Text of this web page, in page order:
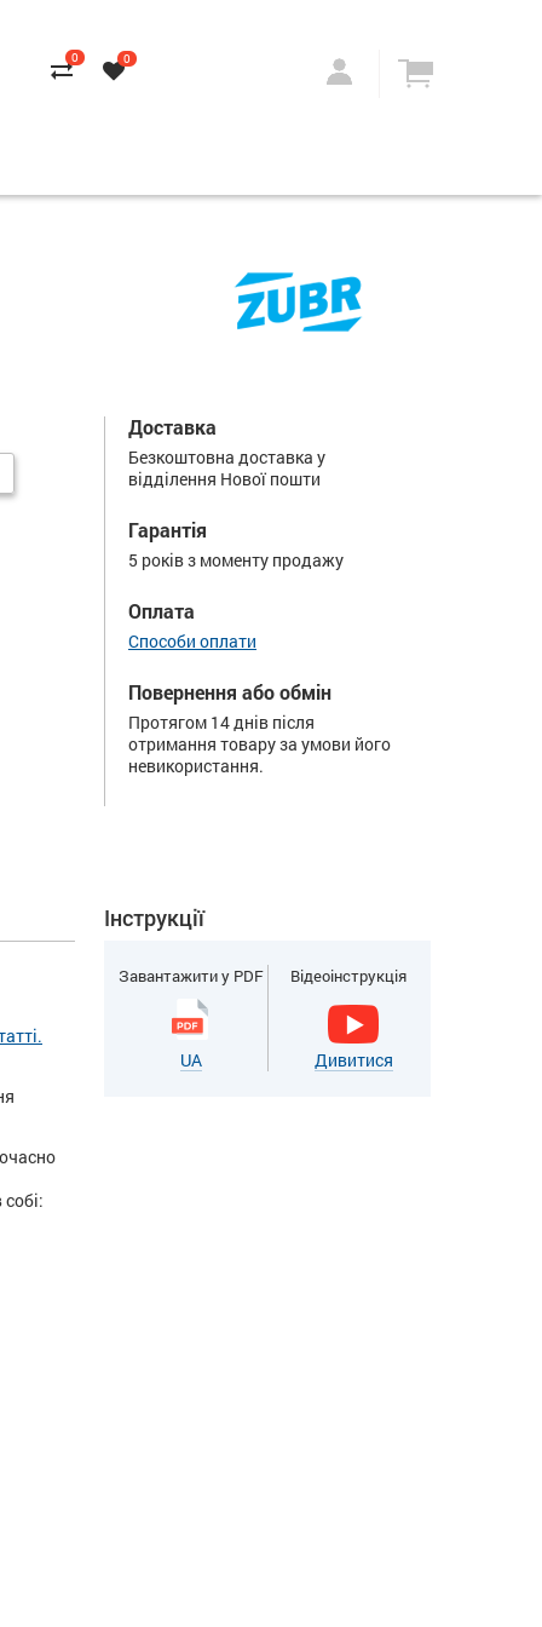
0 0
Доставка
Безкоштовна доставка у
відділення Нової пошти
Гарантія
5 років з моменту продажу
Оплата
Способи оплати
Повернення або обмін
Протягом 14 днів після
отримання товару за умови його
невикористання.
Інструкції
Завантажити у PDF
UA
Відеоінструкція
Дивитися